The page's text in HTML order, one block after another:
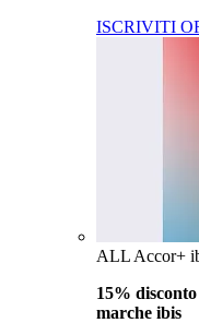
ISCRIVITI
ALL Accor+
15% disconto
marche ibis